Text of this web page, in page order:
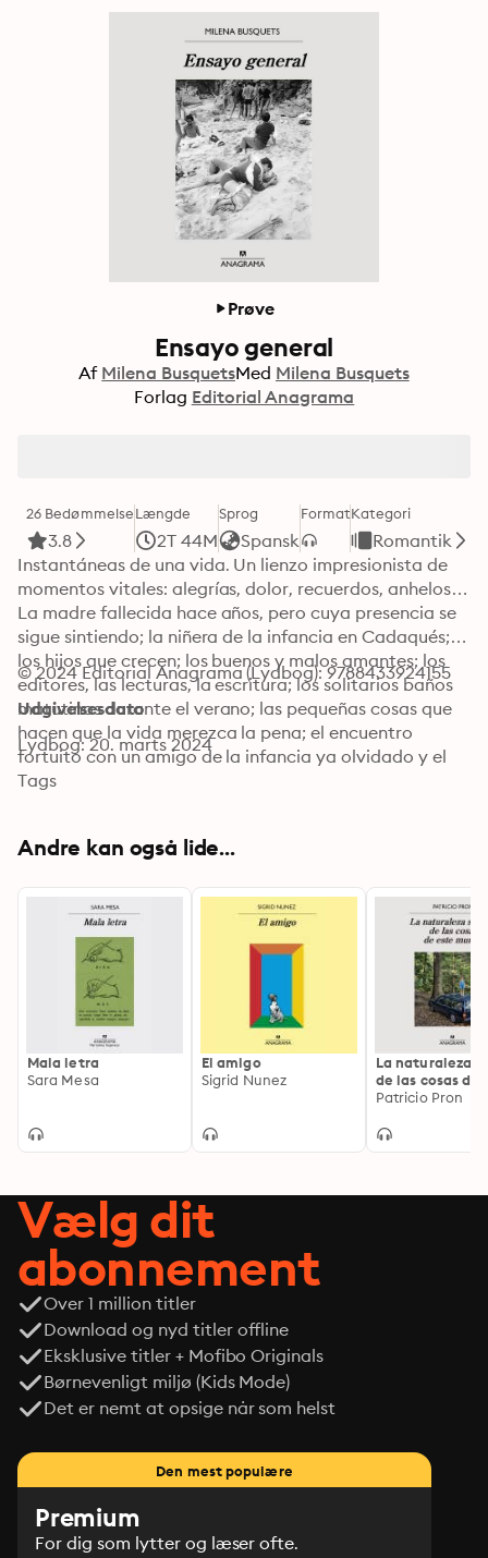
Prøve
Ensayo general
Af Milena BusquetsMed Milena Busquets
Forlag Editorial Anagrama
26 Bedømmelse
3.8
Længde
2T 44M
Sprog
Spansk
FormatKategori
Romantik
Instantáneas de una vida. Un lienzo impresionista de
momentos vitales: alegrías, dolor, recuerdos, anhelos…
La madre fallecida hace años, pero cuya presencia se
sigue sintiendo; la niñera de la infancia en Cadaqués;
los hijos que crecen; los buenos y malos amantes; los
editores, las lecturas, la escritura; los solitarios baños
matutinos durante el verano; las pequeñas cosas que
hacen que la vida merezca la pena; el encuentro
fortuito con un amigo de la infancia ya olvidado y el
hallazgo de un viejo amigo de la madre cuya pista se
momentos vitales: alegrías, dolor, recuerdos, anhelos…
un mosaico: lo que hemos dejado atrás, lo que
atesoramos en la memoria y lo que está por venir; la
persona que fuimos, la que somos y la que acaso
seremos en el futuro.
El lector está invitado a sumergirse en páginas escritas
con una mezcla precisa de hondura y frivolidad, de
coquetería y sensatez, de exaltación y sosiego.
Un libro breve y de apariencia liviana, que esconde
mucho más de lo que desvela a primera vista. Un
convertidas en literatura.
Razón).
«Un tsunami literario» (Sílvia Marimon, Ara).
«Una Françoise Sagan contemporánea, con la
agridulce espontaneidad de Woody Allen» (The
Bookseller).
«Conmovedora, equilibrista de los sentimientos» (Le
Monde).
© 2024 Editorial Anagrama (Lydbog): 9788433924155
Udgivelsesdato
Lydbog: 20. marts 2024
Tags
Andre kan også lide...
Mala letra
Sara Mesa
El amigo
Sigrid Nunez
La naturaleza
de las cosas de
mundo
Patricio Pron
Vælg dit
abonnement
Over 1 million titler
Download og nyd titler offline
Eksklusive titler + Mofibo Originals
Børnevenligt miljø (Kids Mode)
Det er nemt at opsige når som helst
Den mest populære
Premium
For dig som lytter og læser ofte.